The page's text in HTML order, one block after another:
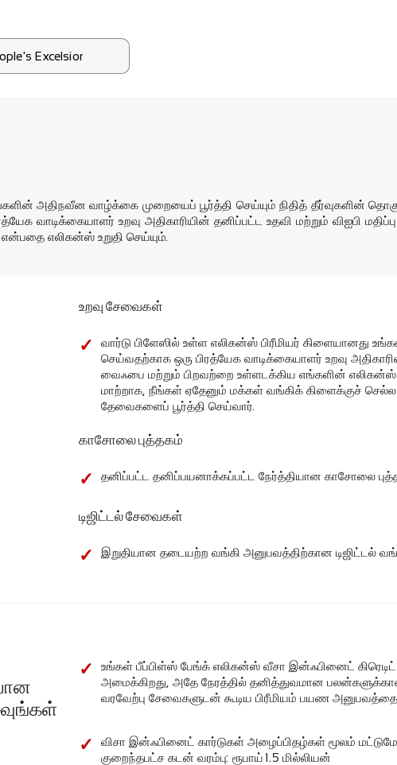
Excelsior
அதிநவீன வாழ்க்கை முறையைப் பூர்த்தி செய்யும் நிதித் தீர்வுகளின்
வாடிக்கையாளர் உறவு அதிகாரியின் தனிப்பட்ட உதவி மற்றும் விஐபி
எலிகன்ஸ் உறுதி செய்யும்.
உறவு சேவைகள்
வார்டு பிளேஸில் உள்ள எலிகன்ஸ் பிரீமியர் கிளையானது
செய்வதற்காக ஒரு பிரத்யேக வாடிக்கையாளர் உறவு
வைஃபை மற்றும் பிறவற்றை உள்ளடக்கிய எங்களின்
மாற்றாக, நீங்கள் ஏதேனும் மக்கள் வங்கிக் கிளைக்குச்
தேவைகளைப் பூர்த்தி செய்வார்.
காசோலை புத்தகம்
தனிப்பட்ட தனிப்பயனாக்கப்பட்ட நேர்த்தியான காசோலை
டிஜிட்டல் சேவைகள்
இறுதியான தடையற்ற வங்கி அனுபவத்திற்கான டிஜிட்டல்
உங்கள் பீப்பிள்ஸ் பேங்க் எலிகன்ஸ் வீசா இன்ஃபினைட்
அமைக்கிறது, அதே நேரத்தில் தனித்துவமான
வரவேற்பு சேவைகளுடன் கூடிய பிரீமியம் பயண
விசா இன்ஃபினைட் கார்டுகள் அழைப்பிதழ்கள் மூலம்
குறைந்தபட்ச கடன் வரம்பு: ரூபாய் 1.5 மில்லியன்